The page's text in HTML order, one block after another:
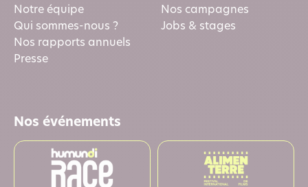
Notre équipe
Qui sommes-nous ?
Nos rapports annuels
Presse
Nos campagnes
Jobs & stages
Nos événements